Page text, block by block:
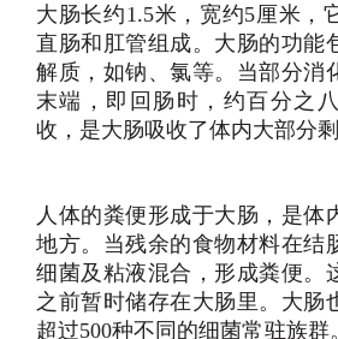
大肠长约1.5米，宽约5厘米，
直肠和肛管组成。大肠的功能
解质，如钠、氯等。当部分消
末端，即回肠时，约百分之
收，是大肠吸收了体内大部分剩
人体的粪便形成于大肠，是体
地方。当残余的食物材料在结
细菌及粘液混合，形成粪便。
之前暂时储存在大肠里。大肠
超过500种不同的细菌常驻族群